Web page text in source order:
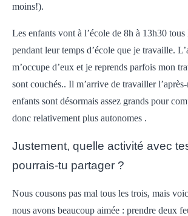
moins!).
Les enfants vont à l’école de 8h à 13h30 tous
pendant leur temps d’école que je travaille.
m’occupe d’eux et je reprends parfois mon
sont couchés.. Il m’arrive de travailler
enfants sont désormais assez grands pour
donc relativement plus autonomes .
Justement, quelle activité avec
pourrais-tu partager ?
Nous cousons pas mal tous les trois, mais
nous avons beaucoup aimée : prendre deux